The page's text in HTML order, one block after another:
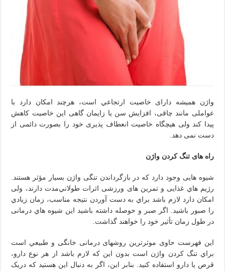
واژن همیشه دارای خاصیت ارتجاعي است، هرچند امکان دارد با
عواملی مانند چاقی، افزایش سن یا زایمان گاهی این خاصیت کاهش
پیدا کند ولی هیچگاه خاصیت انعطاف پذیری خود را بصورت دائمی از
دست نمی دهد.
راه های تنگ کردن واژن
شیوه هایی وجود دارد که در بازگرداندن تنگی واژن بسیار مؤثر هستند.
رژیم هاي غذایی و تمرین های ورزشی اثرات طولاني‌مدت دارند، ولی
امکان دارد لازم باشد براي به دست آوردن نتیجه مناسب، زمان زيادي
را صبور باشید. اگر صبر و حوصله داشته باشید این شیوه هاي درمانی
در طول زمان تأثير خود را خواهند گذاشت.
این فهرست حاوی موثرترین روشهای درمانی خانگی و طبيعي است
براي تنگ کردن واژن است بدون این که لازم باشد از هر نوع دارو،
قرص یا دارو استفاده کنید. بنابر این، اگر به دنبال این هستید که دریک